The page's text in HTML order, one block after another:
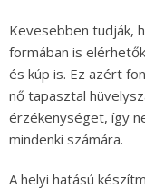
Kevesebben tudják,
formában is
és kúp is. Ez azért
nő tapasztal
érzékenységet, így
mindenki számára.
A helyi hatású